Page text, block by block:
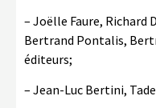
– Joëlle Faure, Richard
Bertrand Pontalis,
éditeurs;
– Jean-Luc Bertini,